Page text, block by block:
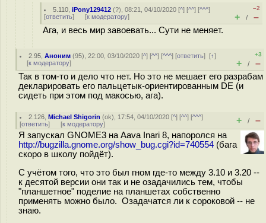
5.110 ,iPony129412 (?), 08:21, 04/10/2020 [^] [^^] [^^^]
[ответить] [к модератору]
–2
+ / –
Ага, и весь мир завоевать... Сути не меняет.
2.95 ,Аноним (95), 22:00, 03/10/2020 [^] [^^] [^^^] [ответить][↑]
[к модератору]
+3
+ / –
Так в том-то и дело что нет. Но это не мешает его разрабам
декларировать его пальцетык-ориентированным DE (и
сидеть при этом под макосью, ага).
2.126 ,Michael Shigorin (ok), 17:54, 04/10/2020 [^] [^^] [^^^]
[ответить] [к модератору] + / –
Я запускал GNOME3 на Aava Inari 8, напоролся на
http://bugzilla.gnome.org/show_bug.cgi?id=740554 (бага
скоро в школу пойдёт).
С учётом того, что это был гном где-то между 3.10 и 3.20 --
к десятой версии они так и не озадачились тем, чтобы
"планшетное" поделие на планшетах собственно
применять можно было. Озадачатся ли к сороковой -- не
знаю.